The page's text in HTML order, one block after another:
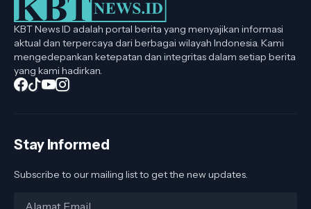
KBT News ID adalah portal berita yang menyajikan informasi
aktual dan terpercaya dari berbagai wilayah Indonesia. Kami
mengedepankan ketepatan dan integritas dalam setiap berita
yang kami hadirkan.
Stay Informed
Subscribe to our mailing list to get the new updates.